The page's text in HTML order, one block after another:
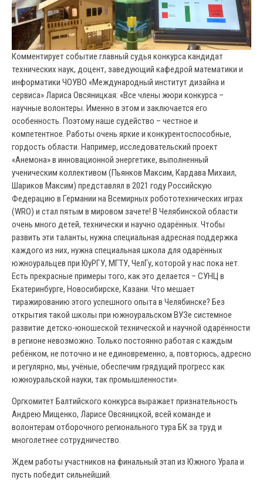
Комментирует событие главный судья конкурса кандидат
технических наук, доцент, заведующий кафедрой математики и
информатики ЧОУВО «Международный институт дизайна и
сервиса» Лариса Овсяницкая: «Все члены жюри конкурса –
научные волонтеры. Именно в этом и заключается его
особенность. Поэтому наше судейство – честное и
компетентное. Работы очень яркие и конкурентоспособные,
гордость области. Например, исследовательский проект
«Анемона» в инновационной энергетике, выполненный
ученическим коллективом (Пьянков Максим, Кардава Михаил,
Шариков Максим) представлял в 2021 году Российскую
Федерацию в Германии на Всемирных робототехнических играх
(WRO) и стал пятым в мировом зачете! В Челябинской области
очень много детей, технически и научно одарённых. Чтобы
развить эти таланты, нужна специальная адресная поддержка
каждого из них, нужна специальная школа для одарённых
южноуральцев при ЮуРГУ, МГТУ, ЧелГу, которой у нас пока нет.
Есть прекрасные примеры того, как это делается – СУНЦ в
Екатеринбурге, Новосибирске, Казани. Что мешает
тиражированию этого успешного опыта в Челябинске? Без
открытия такой школы при южноуральском ВУЗе системное
развитие детско-юношеской технической и научной одарённости
в регионе невозможно. Только постоянно работая с каждым
ребёнком, не поточно и не единовременно, а, повторюсь, адресно
и регулярно, мы, учёные, обеспечим грядущий прогресс как
южноуральской науки, так промышленности».
Оргкомитет Балтийского конкурса выражает признательность
Андрею Мищенко, Ларисе Овсяницкой, всей команде и
волонтерам отборочного регионального тура БК за труд и
многолетнее сотрудничество.
Ждем работы участников на финальный этап из Южного Урала и
пусть победит сильнейший.